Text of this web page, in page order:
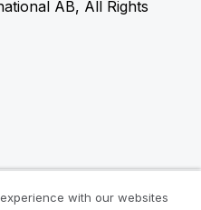
AB, All Rights
with our websites